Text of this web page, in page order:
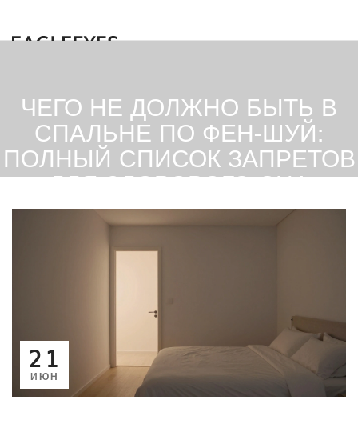
ЧЕГО НЕ ДОЛЖНО БЫТЬ В
СПАЛЬНЕ ПО ФЕН-ШУЙ:
ПОЛНЫЙ СПИСОК ЗАПРЕТОВ
ДЛЯ ЗДОРОВОГО СНА
21
ИЮН